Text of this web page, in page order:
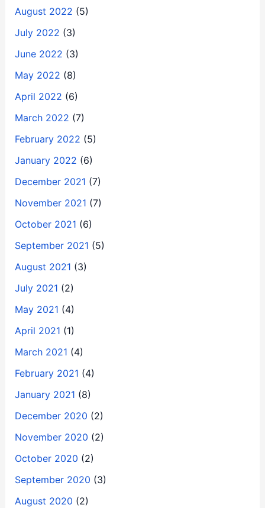
August 2022 (5)
July 2022 (3)
June 2022 (3)
May 2022 (8)
April 2022 (6)
March 2022 (7)
February 2022 (5)
January 2022 (6)
December 2021 (7)
November 2021 (7)
October 2021 (6)
September 2021 (5)
August 2021 (3)
July 2021 (2)
May 2021 (4)
April 2021 (1)
March 2021 (4)
February 2021 (4)
January 2021 (8)
December 2020 (2)
November 2020 (2)
October 2020 (2)
September 2020 (3)
August 2020 (2)